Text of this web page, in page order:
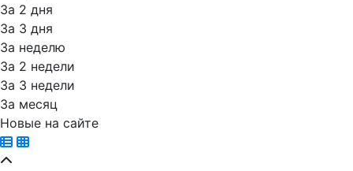
За 2 дня
За 3 дня
За неделю
За 2 недели
За 3 недели
За месяц
Новые на сайте